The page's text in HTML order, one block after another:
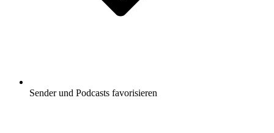
Sender und Podcasts favorisieren